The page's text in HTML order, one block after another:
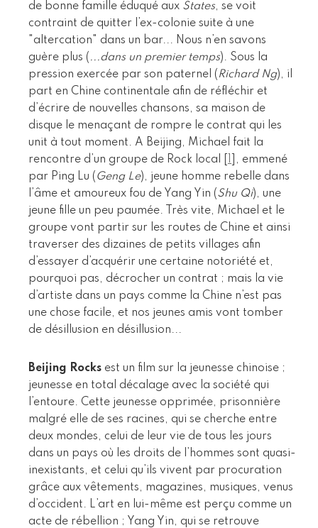
de bonne famille éduqué aux States, se voit
contraint de quitter l’ex-colonie suite à une
"altercation" dans un bar... Nous n’en savons
guère plus ( ...dans un premier temps). Sous la
pression exercée par son paternel ( Richard Ng), il
part en Chine continentale afin de réfléchir et
d’écrire de nouvelles chansons, sa maison de
disque le menaçant de rompre le contrat qui les
unit à tout moment. A Beijing, Michael fait la
rencontre d’un groupe de Rock local
, emmené
par Ping Lu ( Geng Le), jeune homme rebelle dans
l’âme et amoureux fou de Yang Yin (Shu Qi), une
jeune fille un peu paumée. Très vite, Michael et le
groupe vont partir sur les routes de Chine et ainsi
traverser des dizaines de petits villages afin
d’essayer d’acquérir une certaine notoriété et,
pourquoi pas, décrocher un contrat ; mais la vie
d’artiste dans un pays comme la Chine n’est pas
une chose facile, et nos jeunes amis vont tomber
de désillusion en désillusion...
Beijing Rocks est un film sur la jeunesse chinoise ;
jeunesse en total décalage avec la société qui
l’entoure. Cette jeunesse opprimée, prisonnière
malgré elle de ses racines, qui se cherche entre
deux mondes, celui de leur vie de tous les jours
dans un pays où les droits de l’hommes sont quasi-
inexistants, et celui qu’ils vivent par procuration
grâce aux vêtements, magazines, musiques, venus
d’occident. L’art en lui-même est perçu comme un
acte de rébellion ; Yang Yin, qui se retrouve